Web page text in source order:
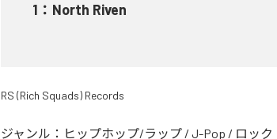
1 ： North Riven
RS (Rich Squads) Records
ジャンル： ヒップホップ/ラップ / J-Pop / ロック